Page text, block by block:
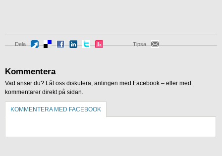
Dela Tipsa
Kommentera
Vad anser du? Låt oss diskutera, antingen med Facebook – eller med
kommentarer direkt på sidan.
KOMMENTERA MED FACEBOOK